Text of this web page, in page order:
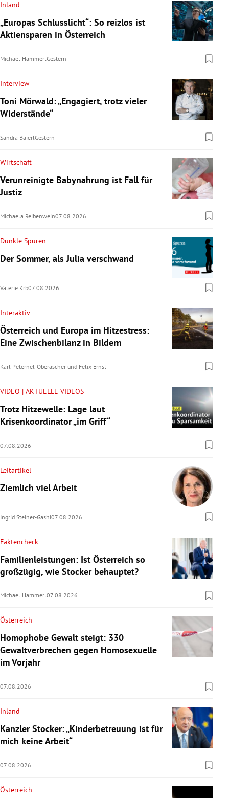
Inland
„Europas Schlusslicht“: So reizlos ist
Aktiensparen in Österreich
Michael HammerlGestern
Interview
Toni Mörwald: „Engagiert, trotz vieler
Widerstände“
Sandra BaierlGestern
Wirtschaft
Verunreinigte Babynahrung ist Fall für
Justiz
Michaela Reibenwein07.08.2026
Dunkle Spuren
Der Sommer, als Julia verschwand
Valerie Krb07.08.2026
Interaktiv
Österreich und Europa im Hitzestress:
Eine Zwischenbilanz in Bildern
Karl Peternel-Oberascher und Felix Ernst
VIDEO | AKTUELLE VIDEOS
Trotz Hitzewelle: Lage laut
Krisenkoordinator „im Griff“
07.08.2026
Leitartikel
Ziemlich viel Arbeit
Ingrid Steiner-Gashi07.08.2026
Faktencheck
Familienleistungen: Ist Österreich so
großzügig, wie Stocker behauptet?
Michael Hammerl07.08.2026
Österreich
Homophobe Gewalt steigt: 330
Gewaltverbrechen gegen Homosexuelle
im Vorjahr
07.08.2026
Inland
Kanzler Stocker: „Kinderbetreuung ist für
mich keine Arbeit“
07.08.2026
Österreich